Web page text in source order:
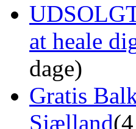
at heale
dage)
Gratis
Sjælland